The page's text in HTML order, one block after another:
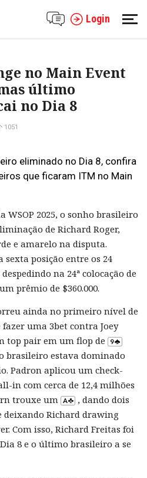
Login
no Main Event
último
no Dia 8
1051
eliminado no Dia 8, confira
que ficaram ITM no Main
WSOP 2025, o sonho brasileiro
de Richard Roger,
e amarelo na disputa.
sexta posição entre os 24
na 24ª colocação de
prêmio de $360.000.
ainda no primeiro nível de
uma 3bet contra Joey
top pair em um flop de
brasileiro estava dominado
Padron aplicou um check-
in com cerca de 12,4 milhões
trouxe um
, dando dois
deixando Richard drawing
Com isso, Richard Freitas foi
8 e o último brasileiro a se